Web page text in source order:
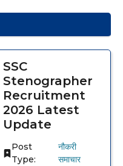
SSC
Stenographer
Recruitment
2026 Latest
Update
Post
Type:
नौकरी
समाचार